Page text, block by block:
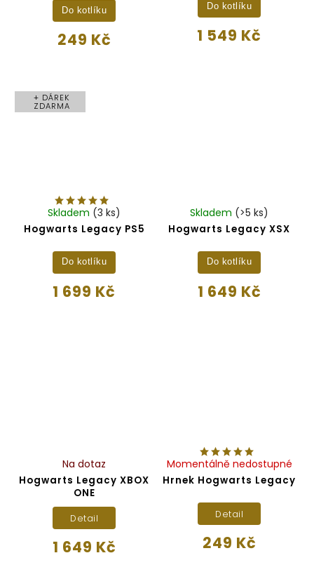
249 Kč
Do kotlíku
1 549 Kč
Do kotlíku
+ DÁREK
ZDARMA
Hogwarts Legacy PS5
Skladem (3 ks)
1 699 Kč
Do kotlíku
Hogwarts Legacy XSX
Skladem (>5 ks)
1 649 Kč
Do kotlíku
Hogwarts Legacy XBOX
ONE
Na dotaz
1 649 Kč
Detail
Hrnek Hogwarts Legacy
Momentálně nedostupné
249 Kč
Detail